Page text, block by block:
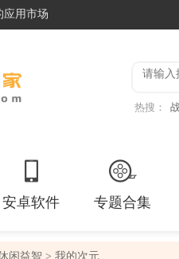
应用市场
热搜：
安卓软件 专题合集
闲益智 > 我的次元